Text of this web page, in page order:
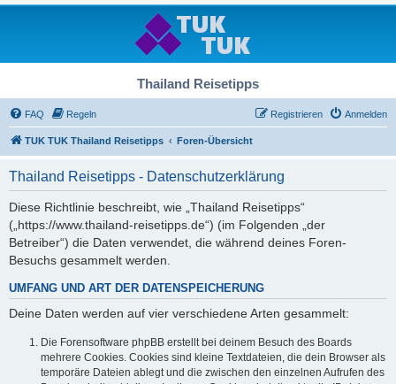
Thailand Reisetipps
FAQ Regeln Anmelden
Registrieren
TUK TUK Thailand Reisetipps Foren-Übersicht
Thailand Reisetipps - Datenschutzerklärung
Diese Richtlinie beschreibt, wie „Thailand Reisetipps“
(„https://www.thailand-reisetipps.de“) (im Folgenden „der
Betreiber“) die Daten verwendet, die während deines Foren-
Besuchs gesammelt werden.
UMFANG UND ART DER DATENSPEICHERUNG
Deine Daten werden auf vier verschiedene Arten gesammelt:
Die Forensoftware phpBB erstellt bei deinem Besuch des Boards
mehrere Cookies. Cookies sind kleine Textdateien, die dein Browser als
temporäre Dateien ablegt und die zwischen den einzelnen Aufrufen des